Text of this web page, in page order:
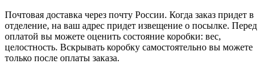
Почтовая доставка через почту России. Когда заказ придет в
отделение, на ваш адрес придет извещение о посылке. Перед
оплатой вы можете оценить состояние коробки: вес,
целостность. Вскрывать коробку самостоятельно вы можете
только после оплаты заказа.